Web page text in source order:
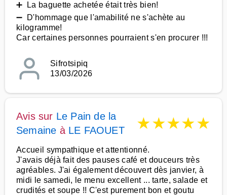
➕ La baguette achetée était très bien!
➖ D'hommage que l'amabilité ne s'achète au
kilogramme!
Car certaines personnes pourraient s'en procurer !!!
Sifrotsipiq
13/03/2026
Avis sur Le Pain de la
Semaine à LE FAOUET ★★★★★
Accueil sympathique et attentionné.
J'avais déjà fait des pauses café et douceurs très
agréables. J'ai également découvert dès janvier, à
midi le samedi, le menu excellent ... tarte, salade et
crudités et soupe !! C'est purement bon et goutu